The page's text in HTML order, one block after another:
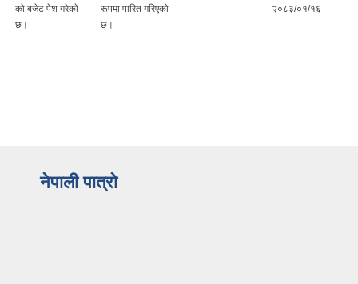
काे बजेट पेश गरेकाे
छ।
रूपमा पारित गरिएको
छ।
२०८३/०१/१६
नेपाली पात्रो